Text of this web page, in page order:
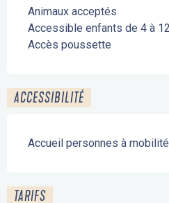
Animaux acceptés
Accessible enfants de 4 à
Accès poussette
ACCESSIBILITÉ
Accueil personnes à
TARIFS